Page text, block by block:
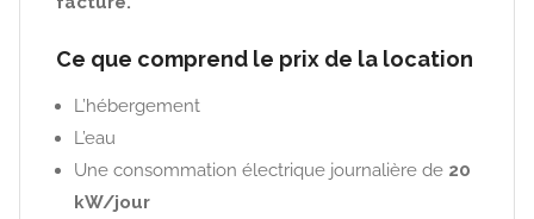
Ce que comprend le prix de la location
L’hébergement
L’eau
Une consommation électrique journalière de 20
kW/jour